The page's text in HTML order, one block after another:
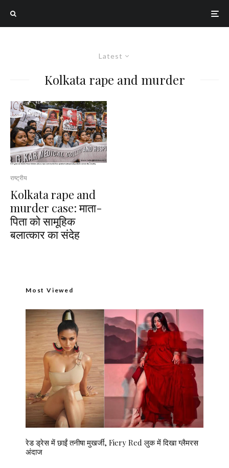
Latest
Kolkata rape and murder
राष्ट्रीय
Kolkata rape and
murder case: माता-
पिता को सामूहिक
बलात्कार का संदेह
Most Viewed
रेड ड्रेस में छाईं तनीषा मुखर्जी, Fiery Red लुक में दिखा ग्लैमरस
अंदाज